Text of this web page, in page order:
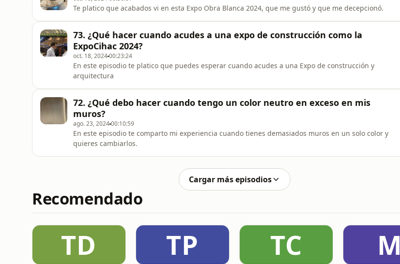
Te platico que acabados vi en esta Expo Obra Blanca 2024, que me gustó y que me decepcionó.
73. ¿Qué hacer cuando acudes a una expo de construcción como la
ExpoCihac 2024?
oct. 18, 202400:23:24
En este episodio te platico que puedes esperar cuando acudes a una Expo de construcción y
arquitectura
72. ¿Qué debo hacer cuando tengo un color neutro en exceso en mis
muros?
ago. 23, 202400:10:59
En este episodio te comparto mi experiencia cuando tienes demasiados muros en un solo color y
quieres cambiarlos.
Cargar más episodios
Recomendado
TD TP TC M